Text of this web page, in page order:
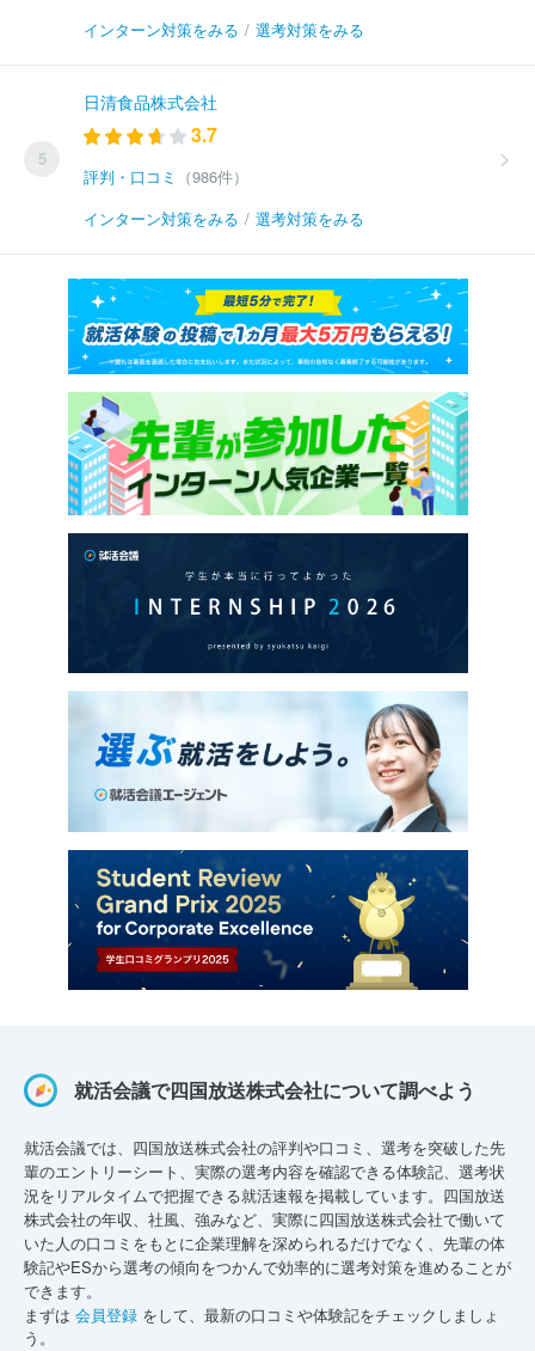
インターン対策をみる / 選考対策をみる
5
日清食品株式会社
3.7
評判・口コミ
（986件）
インターン対策をみる / 選考対策をみる
就活会議で四国放送株式会社について調べよう
就活会議では、四国放送株式会社の評判や口コミ、選考を突破した先
輩のエントリーシート、実際の選考内容を確認できる体験記、選考状
況をリアルタイムで把握できる就活速報を掲載しています。四国放送
株式会社の年収、社風、強みなど、実際に四国放送株式会社で働いて
いた人の口コミをもとに企業理解を深められるだけでなく、先輩の体
験記やESから選考の傾向をつかんで効率的に選考対策を進めることが
できます。
まずは 会員登録 をして、最新の口コミや体験記をチェックしましょ
う。